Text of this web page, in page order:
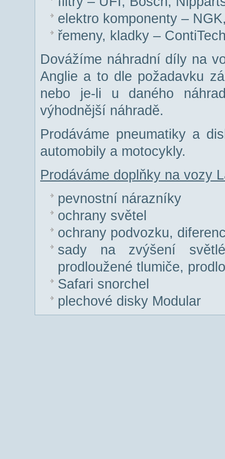
elektro komponenty –
řemeny, kladky –
Dovážíme náhradní díly na
Anglie a to dle požadavku
nebo je-li u daného
výhodnější náhradě.
Prodáváme pneumatiky a
automobily a motocykly.
Prodáváme doplňky na vozy
pevnostní nárazníky
ochrany světel
ochrany podvozku,
sady na zvýšení
prodloužené tlumiče,
Safari snorchel
plechové disky Modular